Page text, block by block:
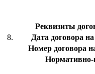
8.
Реквизиты
Дата договора
Номер договора
Нормативно-